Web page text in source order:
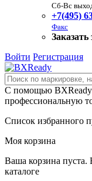
Сб-Вс
+7(495)
Факс
Заказать
Войти Регистрация
С помощью
профессиональную
Список избранного
Моя корзина
Ваша корзина
каталоге